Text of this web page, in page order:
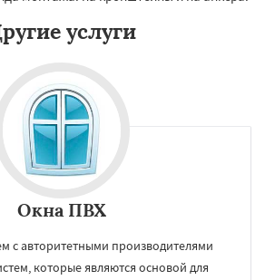
услуги
Окна ПВХ
с авторитетными производителями
которые являются основой для